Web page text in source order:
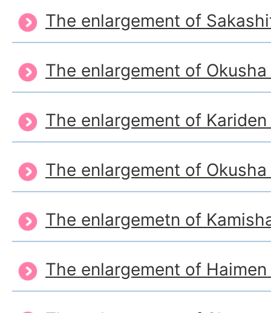
The enlargement of
The enlargement of
The enlargement of
The enlargement of
The enlargemetn of
The enlargement of